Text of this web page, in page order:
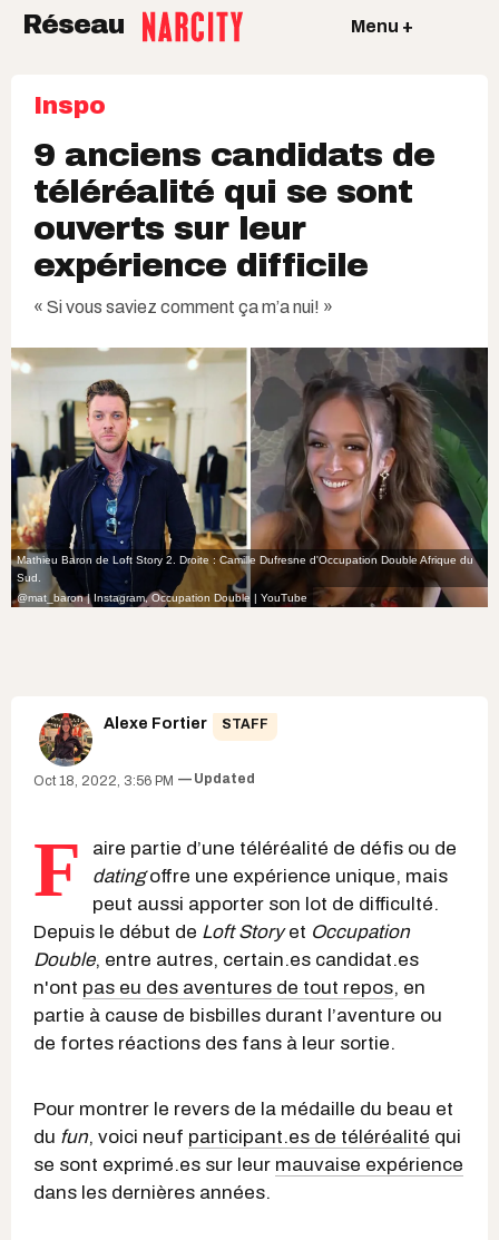
Réseau Menu +
Inspo
9 anciens candidats de
téléréalité qui se sont
ouverts sur leur
expérience difficile
« Si vous saviez comment ça m’a nui! »
Mathieu Baron de Loft Story 2. Droite : Camille Dufresne d'Occupation Double Afrique du
Sud.
@mat_baron | Instagram,Occupation Double | YouTube
Alexe Fortier STAFF
Oct 18, 2022, 3:56 PM Updated
F
aire partie d’une téléréalité de défis ou de
datingoffre une expérience unique, mais
peut aussi apporter son lot de difficulté.
Depuis le début de Loft Storyet Occupation
Double, entre autres, certain.es candidat.es
n'ont pas eu des aventures de tout repos, en
partie à cause de bisbilles durant l’aventure ou
de fortes réactions des fans à leur sortie.
Pour montrer le revers de la médaille du beau et
du fun, voici neuf participant.es de téléréalité qui
se sont exprimé.es sur leur mauvaise expérience
dans les dernières années.